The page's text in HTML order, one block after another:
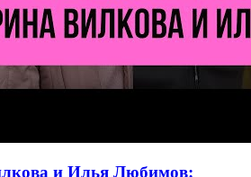
и Илья Любимов: